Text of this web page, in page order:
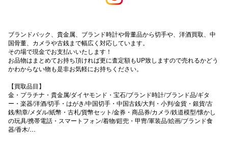
ブランドバック、貴金属、ブランド時計や骨董品から切手や、洋酒買取、中
国骨董、カメラや古銭まで幅広く対応しています。
その場で現金でお支払いいたします！
お品物はまとめてお持ち頂ければ更に査定額もUP致しますので売れるかどう
かわからない物も是非お気軽にお持ちください。
【買取品目】
金・プラチナ・貴金属/ダイヤモンド・宝石/ブランド時計/ブランド品/ギタ
ー・楽器/洋酒/切手・はがき/中国切手・中国古銭/大判・小判/金貨・銀貨/古
銭/勲章/メダル/紙幣・古札/貨幣セット/金券・商品券/カメラ/鉄道模型/懐かし
の玩具/携帯電話・スマートフォン/着物/鎧兜・甲冑/軍装品/絵画/ブランド食
器/香木/…
高崎
キャナルシ
那覇オ